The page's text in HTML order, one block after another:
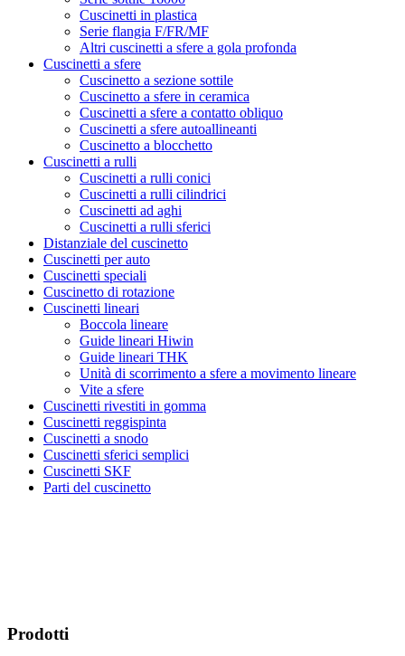
Cuscinetti in plastica
Serie flangia F/FR/MF
Altri cuscinetti a sfere a gola profonda
Cuscinetti a sfere
Cuscinetto a sezione sottile
Cuscinetto a sfere in ceramica
Cuscinetti a sfere a contatto obliquo
Cuscinetti a sfere autoallineanti
Cuscinetto a blocchetto
Cuscinetti a rulli
Cuscinetti a rulli conici
Cuscinetti a rulli cilindrici
Cuscinetti ad aghi
Cuscinetti a rulli sferici
Distanziale del cuscinetto
Cuscinetti per auto
Cuscinetti speciali
Cuscinetto di rotazione
Cuscinetti lineari
Boccola lineare
Guide lineari Hiwin
Guide lineari THK
Unità di scorrimento a sfere a movimento lineare
Vite a sfere
Cuscinetti rivestiti in gomma
Cuscinetti reggispinta
Cuscinetti a snodo
Cuscinetti sferici semplici
Cuscinetti SKF
Parti del cuscinetto
Prodotti